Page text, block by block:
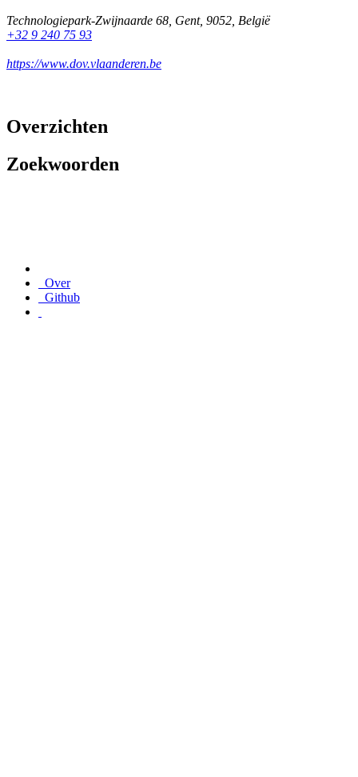
Technologiepark-Zwijnaarde 68 Gent, 9052 België
+32 9 240 75 93
https://www.dov.vlaanderen.be
Overzichten
Zoekwoorden
Over
Github